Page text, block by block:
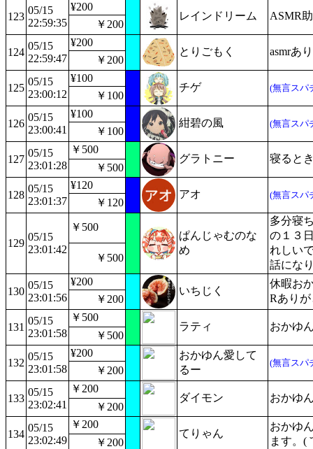
123
05/15
22:59:35
¥200
レインドリーム ASMR
￥200
124
05/15
22:59:47
¥200
とりごもく asmrあ
￥200
125
05/15
23:00:12
¥100
チゲ (無言スパ
￥100
126
05/15
23:00:41
¥100
紺碧の風 (無言スパ
￥100
127
05/15
23:01:28
￥500
グラトニー 寝ると
￥500
128
05/15
23:01:37
¥120
アオ (無言スパ
￥120
129
05/15
23:01:42
￥500
ぱんじゃむのな
め
多分寝
の１３
れしい
話にな
￥500
130
05/15
23:01:56
¥200
いちじく
休暇お
Rあり
￥200
131
05/15
23:01:58
￥500
ラティ おかゆ
￥500
132
05/15
23:01:58
¥200
おかゆん愛して
るー
(無言スパ
￥200
133
05/15
23:02:41
￥200
ダイモン おかゆ
￥200
134
05/15
23:02:49
￥200
てりゃん
おかゆ
ます。(
￥200